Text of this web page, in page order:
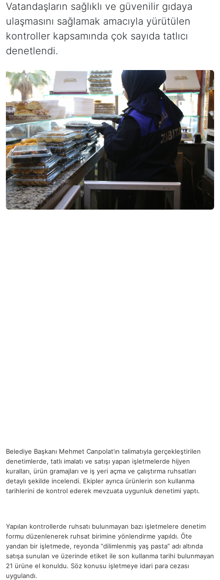
Vatandaşların sağlıklı ve güvenilir gıdaya
ulaşmasını sağlamak amacıyla yürütülen
kontroller kapsamında çok sayıda tatlıcı
denetlendi.
Belediye Başkanı Mehmet Canpolat’ın talimatıyla gerçekleştirilen
denetimlerde, tatlı imalatı ve satışı yapan işletmelerde hijyen
kuralları, ürün gramajları ve iş yeri açma ve çalıştırma ruhsatları
detaylı şekilde incelendi. Ekipler ayrıca ürünlerin son kullanma
tarihlerini de kontrol ederek mevzuata uygunluk denetimi yaptı.
Yapılan kontrollerde ruhsatı bulunmayan bazı işletmelere denetim
formu düzenlenerek ruhsat birimine yönlendirme yapıldı. Öte
yandan bir işletmede, reyonda “dilimlenmiş yaş pasta” adı altında
satışa sunulan ve üzerinde etiket ile son kullanma tarihi bulunmayan
21 ürüne el konuldu. Söz konusu işletmeye idari para cezası
uygulandı.